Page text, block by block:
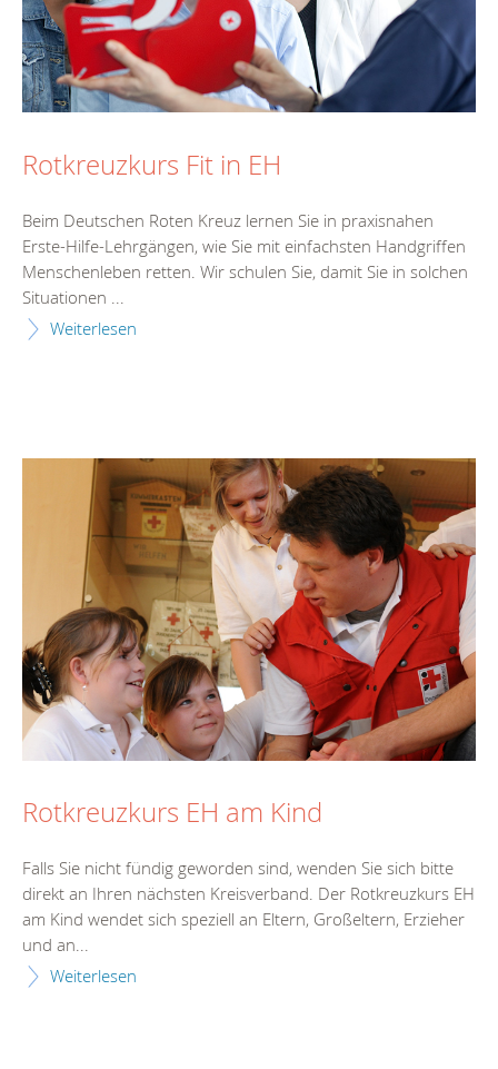
Rotkreuzkurs Fit in EH
Beim Deutschen Roten Kreuz lernen Sie in praxisnahen
Erste-Hilfe-Lehrgängen, wie Sie mit einfachsten Handgriffen
Menschenleben retten. Wir schulen Sie, damit Sie in solchen
Situationen ...
Weiterlesen
Rotkreuzkurs EH am Kind
Falls Sie nicht fündig geworden sind, wenden Sie sich bitte
direkt an Ihren nächsten Kreisverband. Der Rotkreuzkurs EH
am Kind wendet sich speziell an Eltern, Großeltern, Erzieher
und an...
Weiterlesen